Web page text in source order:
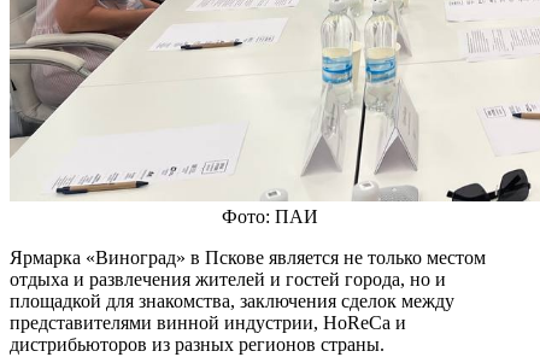
Фото: ПАИ
Ярмарка «Виноград» в Пскове является не только местом
отдыха и развлечения жителей и гостей города, но и
площадкой для знакомства, заключения сделок между
представителями винной индустрии, HoReCa и
дистрибьюторов из разных регионов страны.